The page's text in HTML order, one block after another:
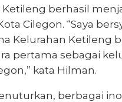
Ketileng berhasil
Cilegon. “Saya
Kelurahan Ketileng
pertama sebagai
kata Hilman.
berbagai